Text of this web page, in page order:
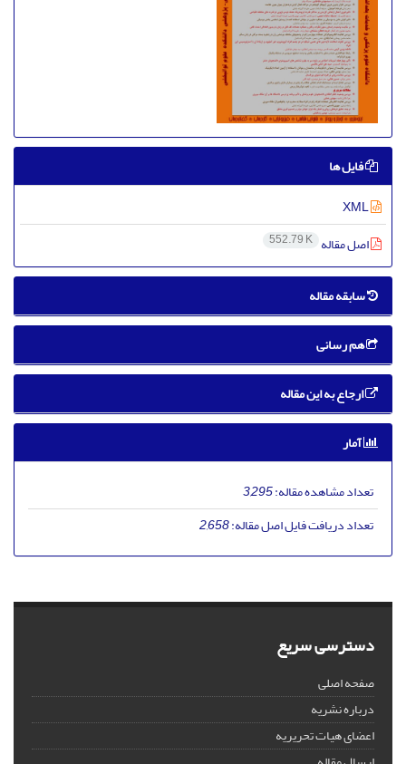
فایل ها
اصل مقاله 552.79 K
سابقه مقاله
هم رسانی
ارجاع به این مقاله
آمار
تعداد مشاهده مقاله:3,295
تعداد دریافت فایل اصل مقاله:2,658
دسترسی سریع
صفحه اصلی
درباره نشریه
اعضای هیات تحریریه